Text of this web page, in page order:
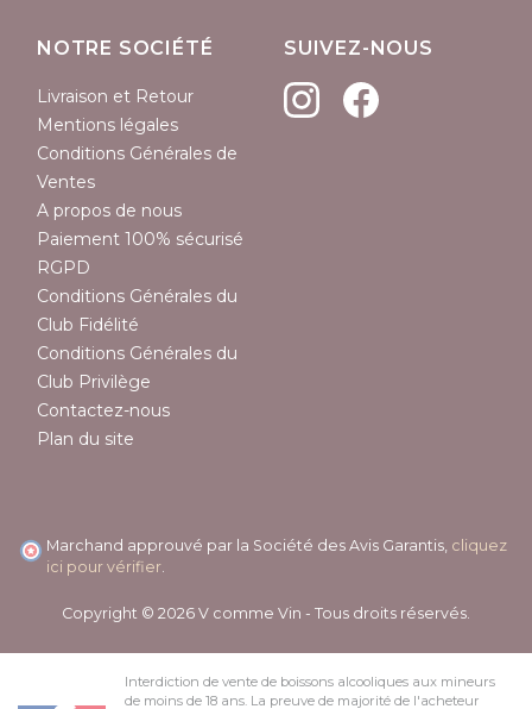
NOTRE SOCIÉTÉ
Livraison et Retour
Mentions légales
Conditions Générales de
Ventes
A propos de nous
Paiement 100% sécurisé
RGPD
Conditions Générales du
Club Fidélité
Conditions Générales du
Club Privilège
Contactez-nous
Plan du site
SUIVEZ-NOUS
Marchand approuvé par la Société des Avis Garantis, cliquez
ici pour vérifier.
Copyright © 2026 V comme Vin - Tous droits réservés.
Interdiction de vente de boissons alcooliques aux mineurs
de moins de 18 ans. La preuve de majorité de l'acheteur